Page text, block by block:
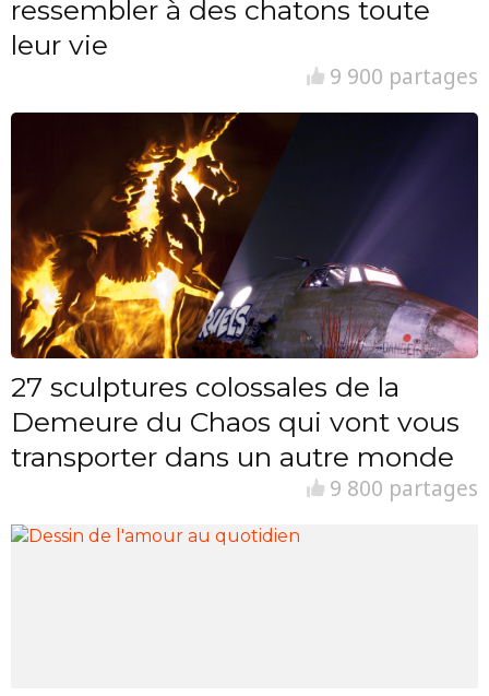
ressembler à des chatons toute
leur vie
9 900 partages
27 sculptures colossales de la
Demeure du Chaos qui vont vous
transporter dans un autre monde
9 800 partages